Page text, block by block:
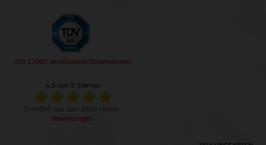
ISO 27001 zertifiziertes Unternehmen
4.9 von 5 Sternen
Ermittelt aus über 2920 eKomi-
Bewertungen